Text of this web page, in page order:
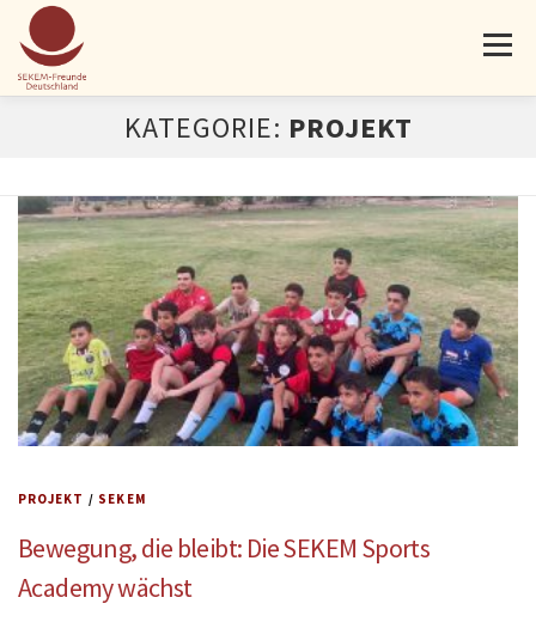
Menü
PROJEKTE ÜBER UNS MITMACHEN
SPENDEN KONTAKT
KATEGORIE: PROJEKT
PROJEKT / SEKEM
Bewegung, die bleibt: Die SEKEM Sports
Academy wächst